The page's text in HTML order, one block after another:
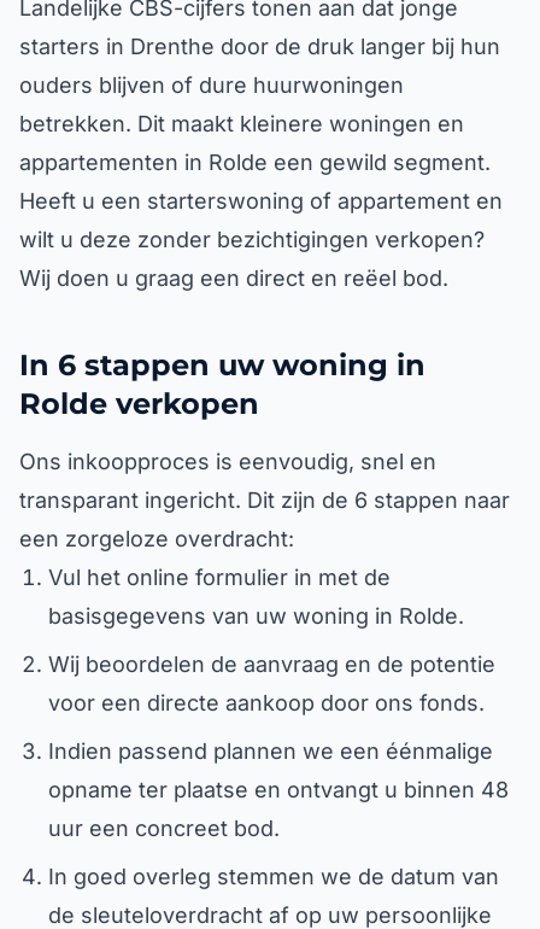
Landelijke CBS-cijfers tonen aan dat jonge
starters in Drenthe door de druk langer bij hun
ouders blijven of dure huurwoningen
betrekken. Dit maakt kleinere woningen en
appartementen in Rolde een gewild segment.
Heeft u een starterswoning of appartement en
wilt u deze zonder bezichtigingen verkopen?
Wij doen u graag een direct en reëel bod.
In 6 stappen uw woning in
Rolde verkopen
Ons inkoopproces is eenvoudig, snel en
transparant ingericht. Dit zijn de 6 stappen naar
een zorgeloze overdracht:
Vul het online formulier in met de
basisgegevens van uw woning in Rolde.
Wij beoordelen de aanvraag en de potentie
voor een directe aankoop door ons fonds.
Indien passend plannen we een éénmalige
opname ter plaatse en ontvangt u binnen 48
uur een concreet bod.
In goed overleg stemmen we de datum van
de sleuteloverdracht af op uw persoonlijke